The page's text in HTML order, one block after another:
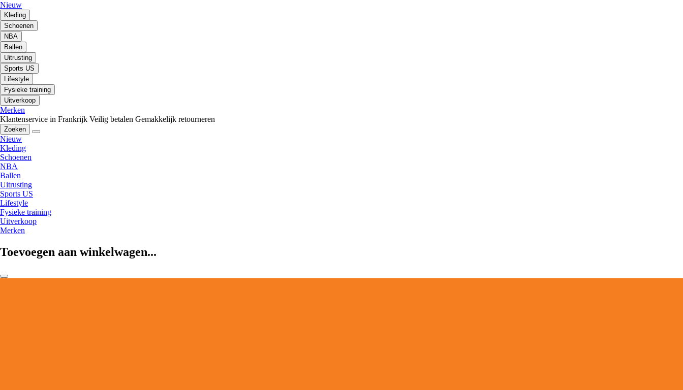
Nieuw
Kleding
Schoenen
NBA
Ballen
Uitrusting
Sports US
Lifestyle
Fysieke training
Uitverkoop
Merken
Klantenservice in Frankrijk Veilig betalen Gemakkelijk retourneren
Zoeken
Nieuw
Kleding
Schoenen
NBA
Ballen
Uitrusting
Sports US
Lifestyle
Fysieke training
Uitverkoop
Merken
Toevoegen aan winkelwagen...